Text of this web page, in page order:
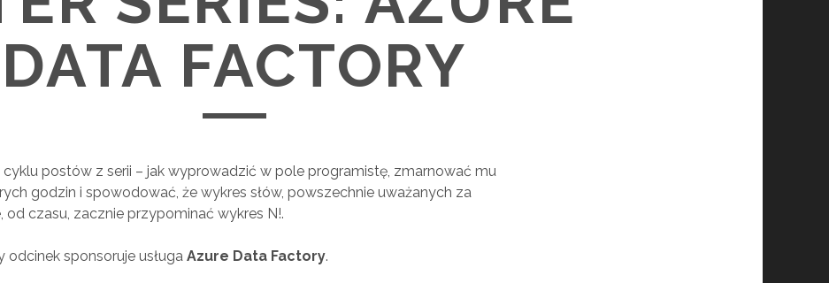
DATA FACTORY
postów z serii – jak wyprowadzić w pole programistę, zmarnować mu
godzin i spowodować, że wykres słów, powszechnie uważanych za
od czasu, zacznie przypominać wykres N!.
odcinek sponsoruje usługaAzure Data Factory.